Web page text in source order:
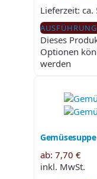
Lieferzeit: ca.
Dieses
Optionen
werden
ab: 7,70 €
inkl. MwSt.